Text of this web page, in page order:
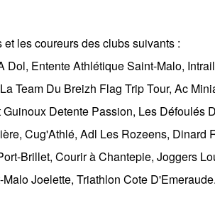
les coureurs des clubs suivants :
Entente Athlétique Saint-Malo,
Team Du Breizh Flag Trip Tour, Ac
Detente Passion, Les Défoulés
Cug'Athlé, Adl Les Rozeens, Dinard
Brillet, Courir à Chantepie, Joggers
Joelette, Triathlon Cote D'Emeraude.